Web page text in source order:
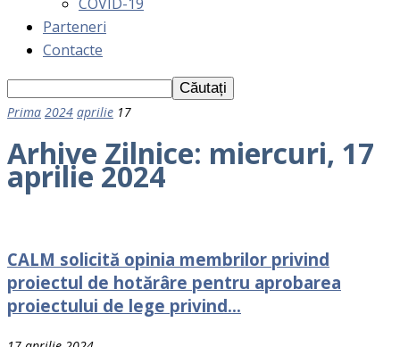
Parteneri
Contacte
Prima 2024 aprilie 17
Arhive Zilnice: miercuri, 17
aprilie 2024
CALM solicită opinia membrilor privind
proiectul de hotărâre pentru aprobarea
proiectului de lege privind...